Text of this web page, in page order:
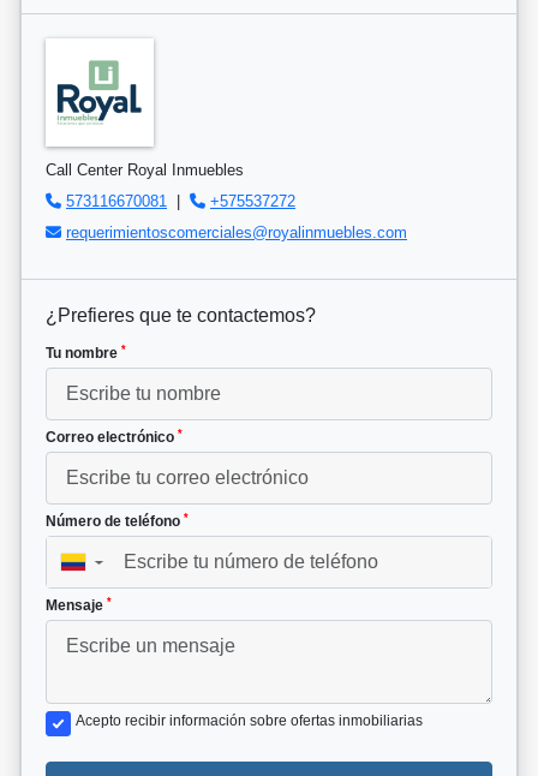
Call Center Royal Inmuebles
573116670081
+575537272
requerimientoscomerciales@royalinmuebles.com
¿Prefieres que te contactemos?
Tu nombre *
Correo electrónico *
Número de teléfono *
▼
Mensaje *
Acepto recibir información sobre ofertas inmobiliarias